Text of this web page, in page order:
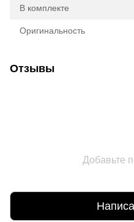
В комплекте
Оригинальность
Отзывы
Добавьте